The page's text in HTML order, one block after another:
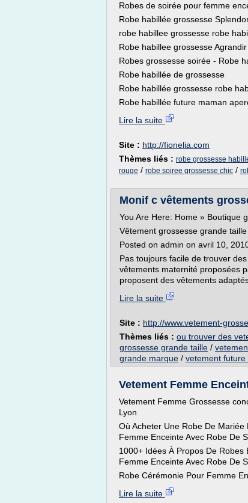
Robes de soirée pour femme
Robe habillée grossesse
robe habillee grossesse robe
Robe habillee grossesse Agrandir
Robes grossesse soirée - Robe
Robe habillée de grossesse
Robe habillée grossesse robe
Robe habillée future maman
Lire la suite
Site : http://fionelia.com
Thèmes liés : robe grossesse
rouge / robe soiree grossesse chic /
Monif c vêtements
You Are Here: Home » Boutique
Vêtement grossesse grande taille
Posted on admin on avril 10,
Pas toujours facile de trouver
vêtements maternité proposées
proposent des vêtements
Lire la suite
Site : http://www.vetement-
Thèmes liés : ou trouver des
grossesse grande taille /
grande marque / vetement
Vetement Femme
Vetement Femme Grossesse
Lyon
Où Acheter Une Robe De
Femme Enceinte Avec Robe De
1000+ Idées À Propos De
Femme Enceinte Avec Robe De
Robe Cérémonie Pour Femme
Lire la suite